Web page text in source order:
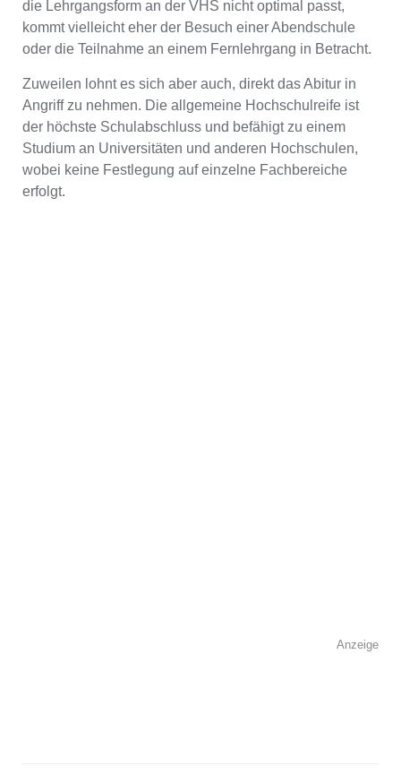
die Lehrgangsform an der VHS nicht optimal passt,
kommt vielleicht eher der Besuch einer Abendschule
oder die Teilnahme an einem Fernlehrgang in Betracht.
Zuweilen lohnt es sich aber auch, direkt das Abitur in
Angriff zu nehmen. Die allgemeine Hochschulreife ist
der höchste Schulabschluss und befähigt zu einem
Studium an Universitäten und anderen Hochschulen,
wobei keine Festlegung auf einzelne Fachbereiche
erfolgt.
Anzeige